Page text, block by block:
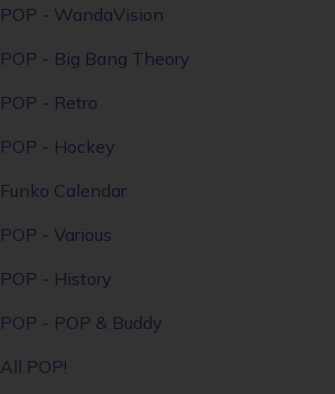
POP - WandaVision
POP - Big Bang Theory
POP - Retro
POP - Hockey
Funko Calendar
POP - Various
POP - History
POP - POP & Buddy
All POP!